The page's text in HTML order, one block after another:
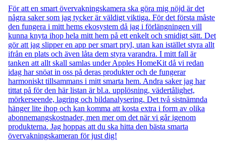
För att en smart övervakningskamera ska göra mig nöjd är det
några saker som jag tycker är väldigt viktiga. För det första måste
den fungera i mitt hems ekosystem då jag i förlängningen vill
kunna knyta ihop hela mitt hem på ett enkelt och smidigt sätt. Det
gör att jag slipper en app per smart pryl, utan kan istället styra allt
ifrån en plats och även låta dem styra varandra. I mitt fall är
tanken att allt skall samlas under Apples HomeKit då vi redan
idag har snöat in oss på deras produkter och de fungerar
harmoniskt tillsammans i mitt smarta hem. Andra saker jag har
tittat på för den här listan är bl.a. upplösning, vädertålighet,
mörkerseende, lagring och bildanalysering. Det två sistnämnda
hänger lite ihop och kan komma att kosta extra i form av olika
abonnemangskostnader, men mer om det när vi går igenom
produkterna. Jag hoppas att du ska hitta den bästa smarta
övervakningskameran för just dig!